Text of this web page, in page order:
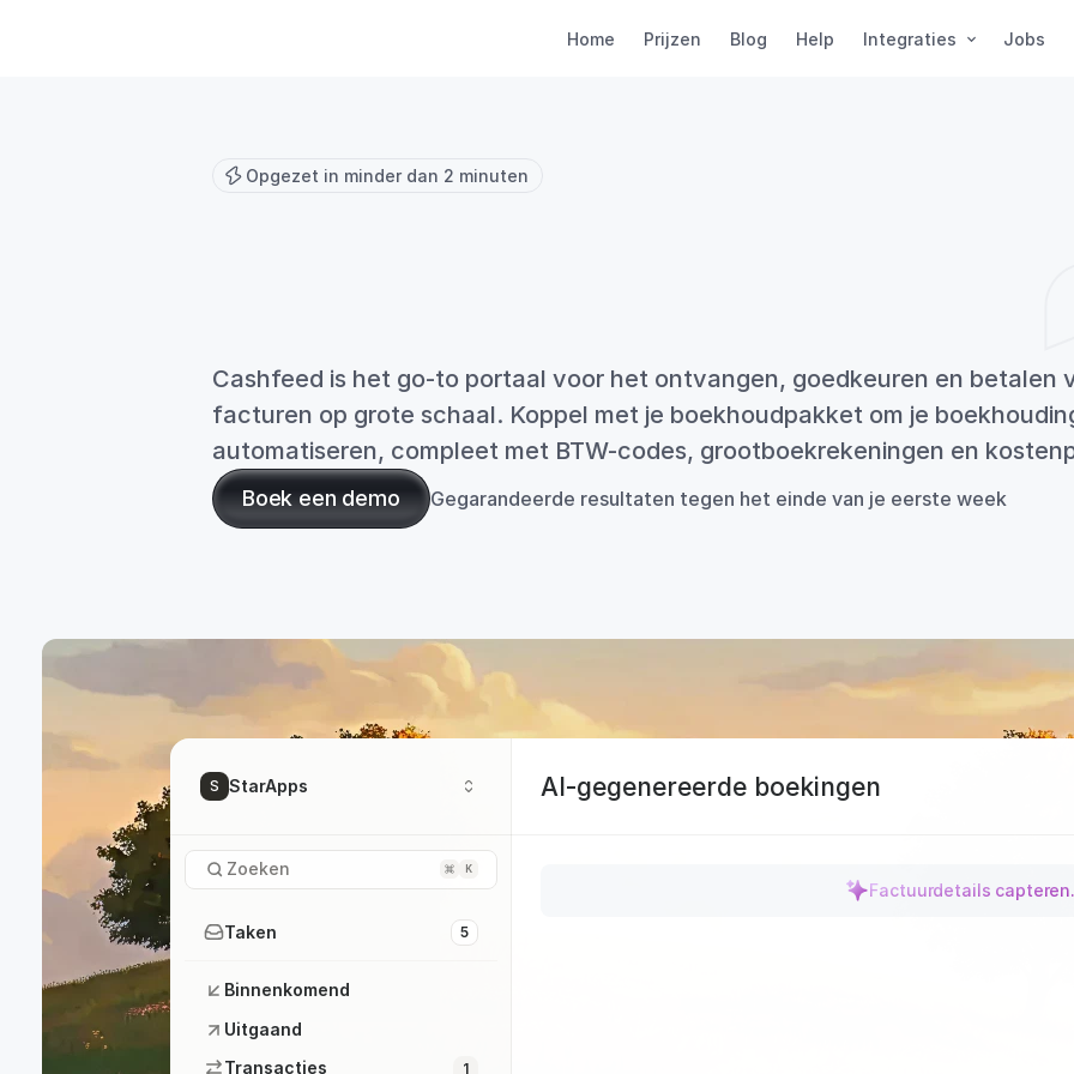
Home Prijzen Blog Help Integraties Jobs
Opgezet in minder dan 2 minuten
Cashfeed is het go-to portaal voor het ontvangen, goedkeuren en betalen
facturen op grote schaal. Koppel met je boekhoudpakket om je
automatiseren, compleet met BTW-codes, grootboekrekeningen en
Boek een demo Gegarandeerde resultaten tegen het einde van je eerste week
S StarApps
Zoeken K
Taken 5
Binnenkomend
Uitgaand
Transacties
1
Factuurdetails
AI-gegenereerde boekingen